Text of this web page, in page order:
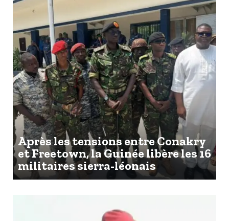
Après les tensions entre Conakry
et Freetown, la Guinée libère les 16
militaires sierra-léonais